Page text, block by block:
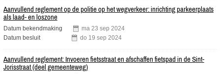
Aanvullend reglement op de politie op het wegverkeer: inrichting parkeerplaats
als laad- en loszone
Datum bekendmaking ma 23 sep 2024
Datum besluit
do 19 sep 2024
Aanvullend reglement: Invoeren fietsstraat en afschaffen fietspad in de Sint-
Jorisstraat (deel gemeenteweg)